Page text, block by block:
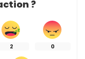
?
2 0